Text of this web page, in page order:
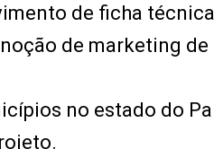
de ficha
de marketing de
no estado do